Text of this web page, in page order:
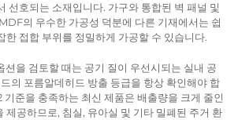
선호되는 소재입니다. 가구와 통합된 벽 패널 및
의 우수한 가공성 덕분에 다른 기재에서는 쉽
한 접합 부위를 정밀하게 가공할 수 있습니다.
을 검토할 때는 공기 질이 우선시되는 실내 공
의 포름알데히드 방출 등급을 항상 확인해야 합
기준을 충족하는 최신 제품은 배출량을 크게 줄인
제공하므로, 침실, 유아실 및 기타 밀폐된 주거 환